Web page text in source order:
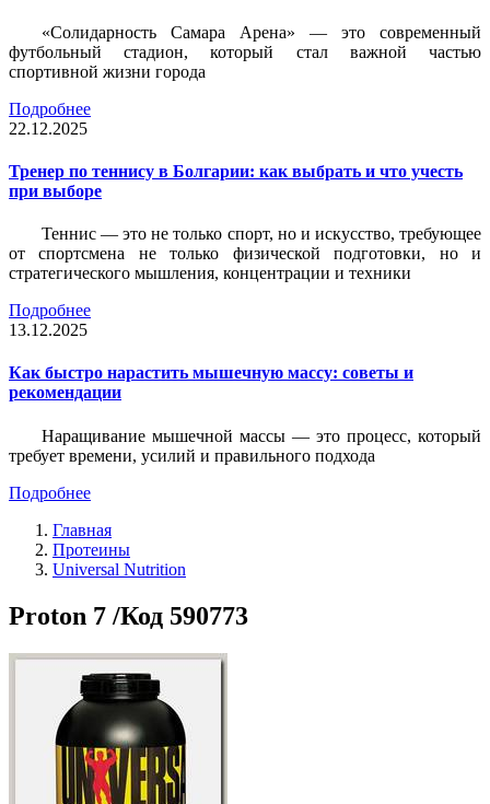
«Солидарность Самара Арена» — это современный
футбольный стадион, который стал важной частью
спортивной жизни города
Подробнее
22.12.2025
Тренер по теннису в Болгарии: как выбрать и что учесть
при выборе
Теннис — это не только спорт, но и искусство, требующее
от спортсмена не только физической подготовки, но и
стратегического мышления, концентрации и техники
Подробнее
13.12.2025
Как быстро нарастить мышечную массу: советы и
рекомендации
Наращивание мышечной массы — это процесс, который
требует времени, усилий и правильного подхода
Подробнее
Главная
Протеины
Universal Nutrition
Proton 7 /Код 590773